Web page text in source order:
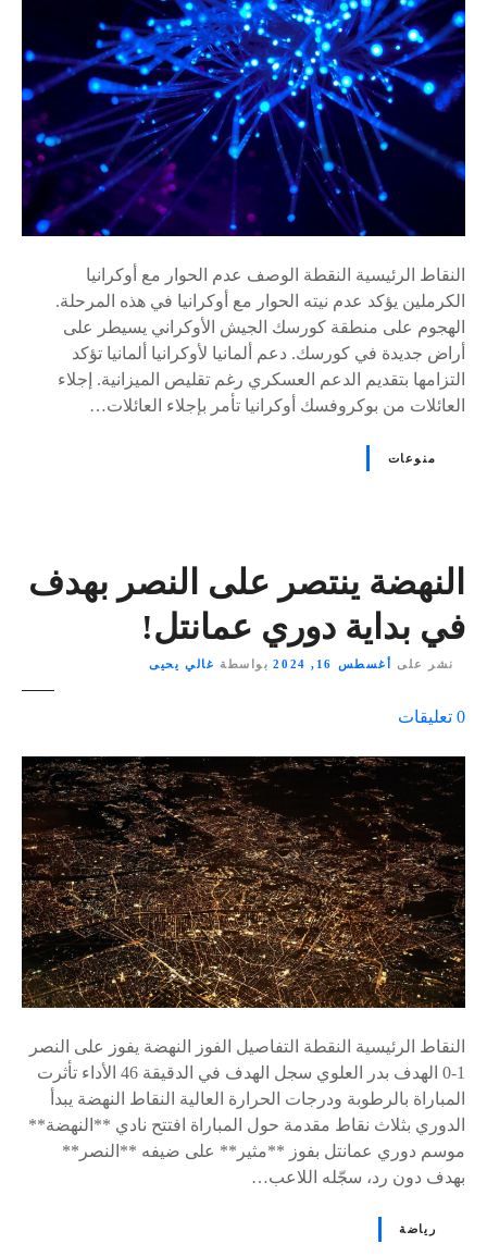
٪
s
النقاط الرئيسية النقطة الوصف عدم الحوار مع أوكرانيا
الكرملين يؤكد عدم نيته الحوار مع أوكرانيا في هذه المرحلة.
الهجوم على منطقة كورسك الجيش الأوكراني يسيطر على
أراض جديدة في كورسك. دعم ألمانيا لأوكرانيا ألمانيا تؤكد
التزامها بتقديم الدعم العسكري رغم تقليص الميزانية. إجلاء
العائلات من بوكروفسك أوكرانيا تأمر بإجلاء العائلات…
منوعات
النهضة ينتصر على النصر بهدف
في بداية دوري عمانتل!
نشر على أغسطس 16, 2024 بواسطة غالي يحيى
0 تعليقات
ى
٪
s
النقاط الرئيسية النقطة التفاصيل الفوز النهضة يفوز على النصر
1-0 الهدف بدر العلوي سجل الهدف في الدقيقة 46 الأداء تأثرت
المباراة بالرطوبة ودرجات الحرارة العالية النقاط النهضة يبدأ
الدوري بثلاث نقاط مقدمة حول المباراة افتتح نادي **النهضة**
موسم دوري عمانتل بفوز **مثير** على ضيفه **النصر**
بهدف دون رد، سجّله اللاعب…
رياضة